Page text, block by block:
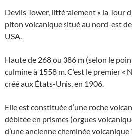
Devils Tower, littéralement « la Tour
piton volcanique situé au nord-est
USA.
Haute de 268 ou 386 m (selon le
culmine à 1558 m. C’est le premier «
créé aux États-Unis, en 1906.
Elle est constituée d’une roche
débitée en prismes (orgues
d’une ancienne cheminée volcanique